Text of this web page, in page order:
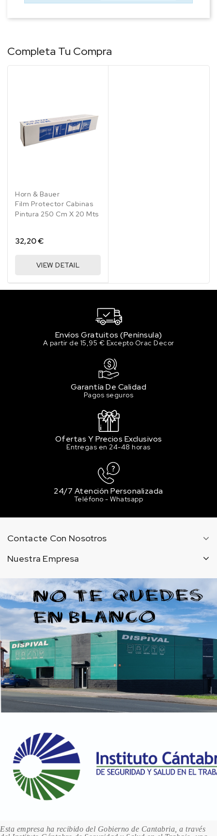
Completa Tu Compra
Horn & Bauer
Film Protector Cabinas
Pintura 250 Cm X 20 Mts
32,20 €
VIEW DETAIL
Envíos Gratuitos (Península)
A partir de 15,95 € Excepto Orac Decor
Garantía De Calidad
Pagos seguros
Ofertas Y Precios Exclusivos
Entregas en 24-48 horas
24/7 Atención Personalizada
Teléfono - Whatsapp
Contacte Con Nosotros
Nuestra Empresa
Esta empresa ha recibido del Gobierno de Cantabria, a través